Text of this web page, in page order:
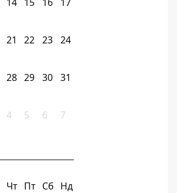
21 22 23 24
28 29 30 31
4 5 6 7
Чт Пт Сб Нд